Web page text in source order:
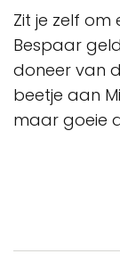
Zit je zelf
Bespaar
doneer van
beetje aan
maar goeie